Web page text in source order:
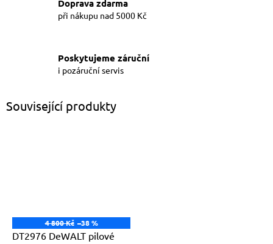
Doprava zdarma
při nákupu nad 5000 Kč
Poskytujeme záruční
i pozáruční servis
Související produkty
4 800 Kč –38 %
DT2976 DeWALT pilové